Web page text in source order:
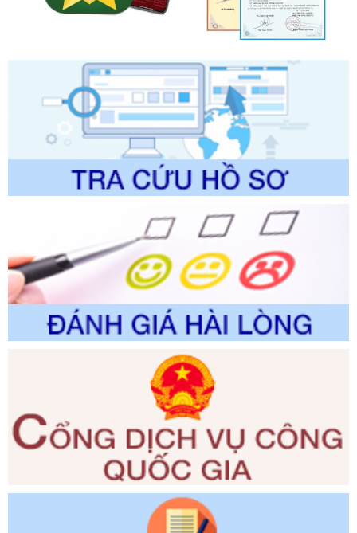
Số kí hiệu:2304/QĐ-UBND
Tên: Quyết định công bố Danh mục thủ tục hành chính
trình điện tử giải quyết thủ tục hành chính trong lĩnh vực Du
lịch thuộc phạm vi chức năng quản lý của Sở Văn hóa, Thể
thao và Du lịch
Ngày ban hành: 01/06/2026
Số kí hiệu:2310/QĐ-UBND
Tên: Về việc công bố Danh mục thủ tục hành chính sửa
đổi, bổ sung và phê duyệt Quy trình nội bộ, quy trình điện tử
trong giải quyết thủtục hành chính lĩnh vực biến đổi khí hậu
Ngày ban hành: 01/06/2026
Số kí hiệu:2300/QĐ-UBND
Tên: V/v công bố danh mục thủ tục hành chính được sửa
đổi, bổ sung và phê duyệt quy trình nội bộ, quy trình điện tử
giải quyết thủ tục hành chính trong lĩnh vực Luật sư thuộc
phạm vi chức năng quản lý của Sở Tư pháp
Ngày ban hành: 01/06/2026
351/2025/NĐ-CP
Tên: Nghị định số 351/2025/NĐ-CP của Chính phủ: Quy
định chuẩn nghèo đa chiều quốc gia giai đoạn 2026 - 2030
Ngày ban hành: 29/12/2026
Số kí hiệu:3014/QĐ-UBND
Tên: Quyết định về việc công bố danh mục thủ tục hành
chính ban hành mới, sửa đổi bổ sung trong lĩnh vực hỗ trợ
đầu tư, lĩnh vực đấu thầu lựa chọn nhà thầu thuộc thẩm
quyền giải quyết của Sở Tài chính và Ban Quản lý Khu kinh